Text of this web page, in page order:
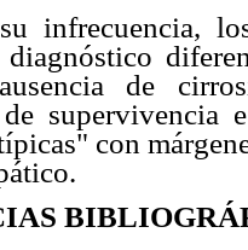
infrecuencia,
de
supervivencia
con